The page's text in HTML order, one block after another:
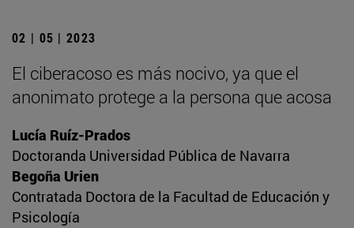
02 | 05 | 2023
El ciberacoso es más nocivo, ya que el
anonimato protege a la persona que acosa
Lucía Ruíz-Prados
Doctoranda Universidad Pública de Navarra
Begoña Urien
Contratada Doctora de la Facultad de Educación y
Psicología